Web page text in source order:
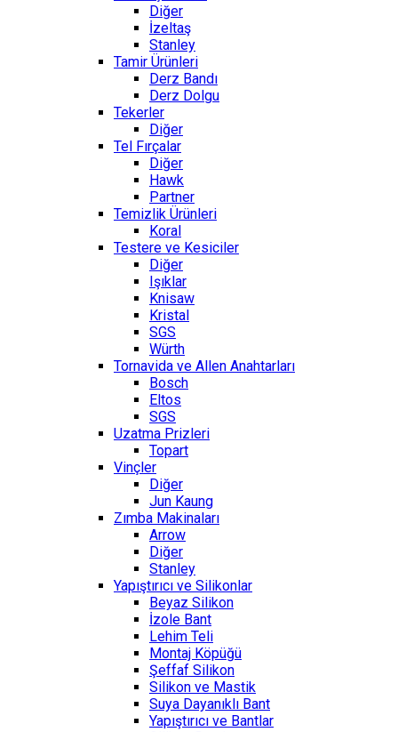
Diğer
İzeltaş
Stanley
Tamir Ürünleri
Derz Bandı
Derz Dolgu
Tekerler
Diğer
Tel Fırçalar
Diğer
Hawk
Partner
Temizlik Ürünleri
Koral
Testere ve Kesiciler
Diğer
Işıklar
Knisaw
Kristal
SGS
Würth
Tornavida ve Allen Anahtarları
Bosch
Eltos
SGS
Uzatma Prizleri
Topart
Vinçler
Diğer
Jun Kaung
Zımba Makinaları
Arrow
Diğer
Stanley
Yapıştırıcı ve Silikonlar
Beyaz Silikon
İzole Bant
Lehim Teli
Montaj Köpüğü
Şeffaf Silikon
Silikon ve Mastik
Suya Dayanıklı Bant
Yapıştırıcı ve Bantlar